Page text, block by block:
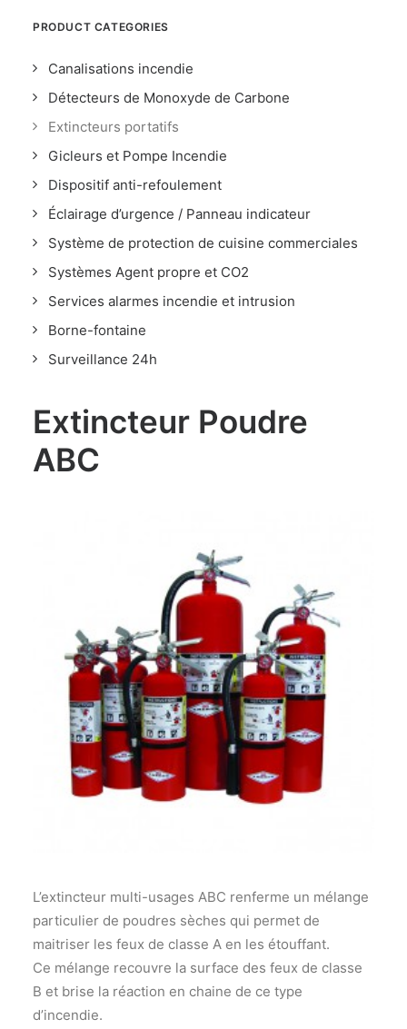
PRODUCT CATEGORIES
Canalisations incendie
Détecteurs de Monoxyde de Carbone
Extincteurs portatifs
Gicleurs et Pompe Incendie
Dispositif anti-refoulement
Éclairage d’urgence / Panneau indicateur
Système de protection de cuisine commerciales
Systèmes Agent propre et CO2
Services alarmes incendie et intrusion
Borne-fontaine
Surveillance 24h
Extincteur Poudre
ABC
L’extincteur multi-usages ABC renferme un mélange
particulier de poudres sèches qui permet de
maitriser les feux de classe A en les étouffant.
Ce mélange recouvre la surface des feux de classe
B et brise la réaction en chaine de ce type
d’incendie.